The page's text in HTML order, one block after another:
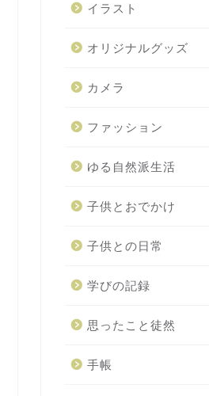
イラスト
オリジナルグッズ
カメラ
ファッション
ゆる自然派生活
子供とおでかけ
子供との日常
学びの記録
思ったこと徒然
手帳